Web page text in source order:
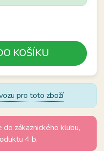
KOŠÍKU
pro toto zboží
zákaznického klubu,
4 b.